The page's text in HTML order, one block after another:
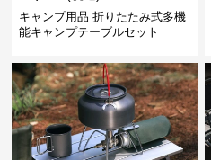
キャンプ用品 折りたたみ式多機
能キャンプテーブルセット